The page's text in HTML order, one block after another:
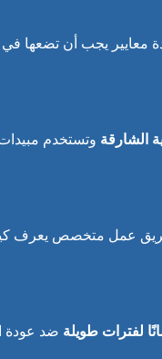
يجب أن تضعها في
الشارقة وتستخدم
عمل متخصص يعرف
لفترات طويلة ضد عودة